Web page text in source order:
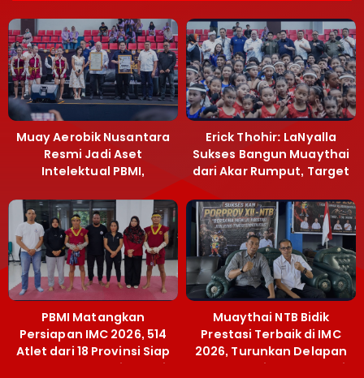
Muay Aerobik Nusantara
Resmi Jadi Aset
Intelektual PBMI,
Terobosan Bangun
Grassroots
Erick Thohir: LaNyalla
Sukses Bangun Muaythai
dari Akar Rumput, Target
PBMI Matangkan
Persiapan IMC 2026, 514
Atlet dari 18 Provinsi Siap
Berlaga Besok di Bekasi
Muaythai NTB Bidik
Prestasi Terbaik di IMC
2026, Turunkan Delapan
Atlet ke Kejurnas Bekasi